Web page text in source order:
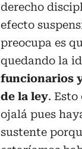
derecho
efecto
preocupa es
quedando la
funcionarios
de la ley. Esto
ojalá pues
sustente